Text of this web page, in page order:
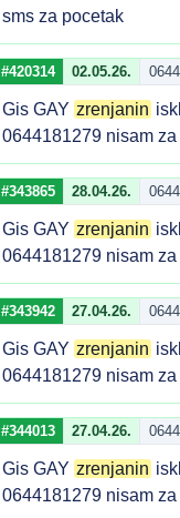
sms za pocetak
#420314 02.05.26.
Gis GAY zrenjanin
0644181279 nisam
#343865 28.04.26.
Gis GAY zrenjanin
0644181279 nisam
#343942 27.04.26.
Gis GAY zrenjanin
0644181279 nisam
#344013 27.04.26.
Gis GAY zrenjanin
0644181279 nisam